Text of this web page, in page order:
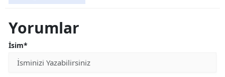
Yorumlar
İsim*